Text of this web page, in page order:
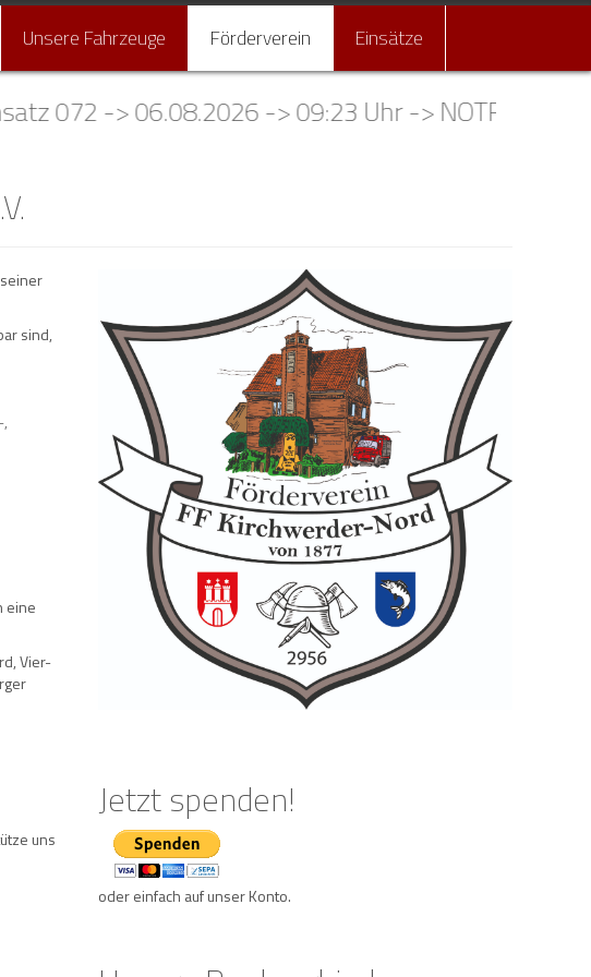
Unsere Fahrzeuge Förderverein Einsätze
072 -> 06.08.2026 -> 09:23 Uhr -> NOTFNA -
sind,
eine
Vier-
uns
Jetzt spenden!
oder einfach auf unser Konto.